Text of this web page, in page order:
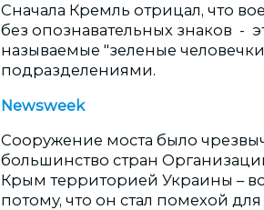
Сначала Кремль отрицал, что
без опознавательных знаков -
называемые "зеленые
подразделениями.
Newsweek
Сооружение моста было
большинство стран
Крым территорией Украины –
потому, что он стал помехой